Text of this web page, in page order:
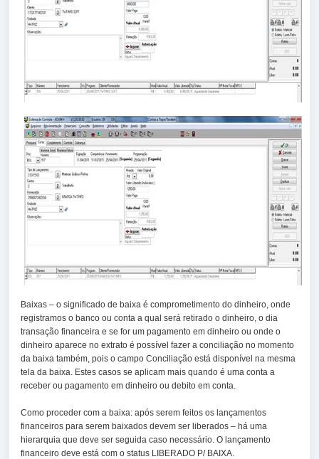
Baixas – o significado de baixa é comprometimento do dinheiro, onde
registramos o banco ou conta a qual será retirado o dinheiro, o dia
transação financeira e se for um pagamento em dinheiro ou onde o
dinheiro aparece no extrato é possível fazer a conciliação no momento
da baixa também, pois o campo Conciliação está disponível na mesma
tela da baixa. Estes casos se aplicam mais quando é uma conta a
receber ou pagamento em dinheiro ou debito em conta.
Como proceder com a baixa: após serem feitos os lançamentos
financeiros para serem baixados devem ser liberados – há uma
hierarquia que deve ser seguida caso necessário. O lançamento
financeiro deve está com o status LIBERADO P/ BAIXA.